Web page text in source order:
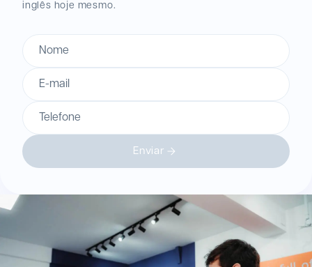
inglês hoje mesmo.
Nome
E-mail
Telefone
Enviar